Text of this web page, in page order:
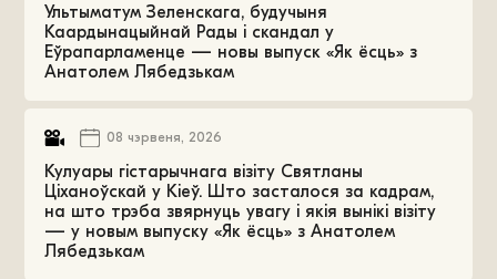
Ультыматум Зеленскага, будучыня
Каардынацыйнай Рады і скандал у
Еўрапарламенце — новы выпуск «Як ёсць» з
Анатолем Лябедзькам
08 чэрвеня, 2026
Кулуары гістарычнага візіту Святланы
Ціханоўскай у Кіеў. Што засталося за кадрам,
на што трэба звярнуць увагу і якія вынікі візіту
— у новым выпуску «Як ёсць» з Анатолем
Лябедзькам